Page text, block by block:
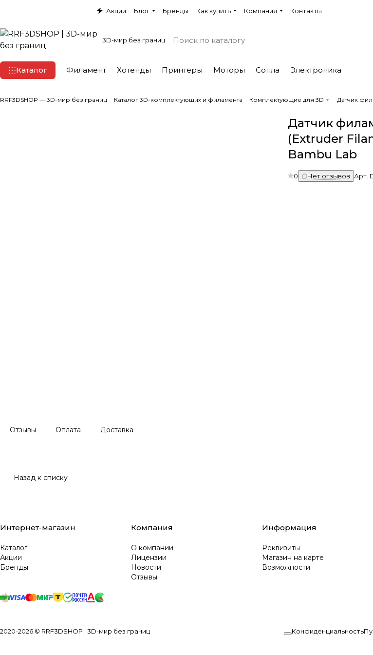
Акции Блог Бренды Как купить Компания Контакты
3D-мир без границ
Каталог Филамент Хотенды Принтеры Моторы Сопла Электроника
RRF3DSHOP — 3D-мир без границ Каталог 3D-комплектующих и филамента Комплектующие для 3D Датчик
Датчик
(Extruder
Bambu Lab
0 Нет отзывов Арт.
Отзывы Оплата Доставка
Назад к списку
Интернет-магазин
Каталог
Акции
Бренды
Компания
О компании
Лицензии
Новости
Отзывы
Информация
Реквизиты
Магазин на карте
Возможности
2020-2026 © RRF3DSHOP | 3D-мир без границ Конфиденциальность